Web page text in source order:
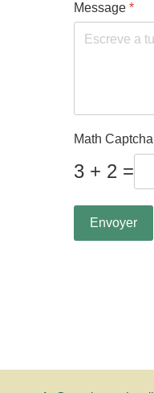
Message *
Math Captcha
3 + 2 =
Envoyer